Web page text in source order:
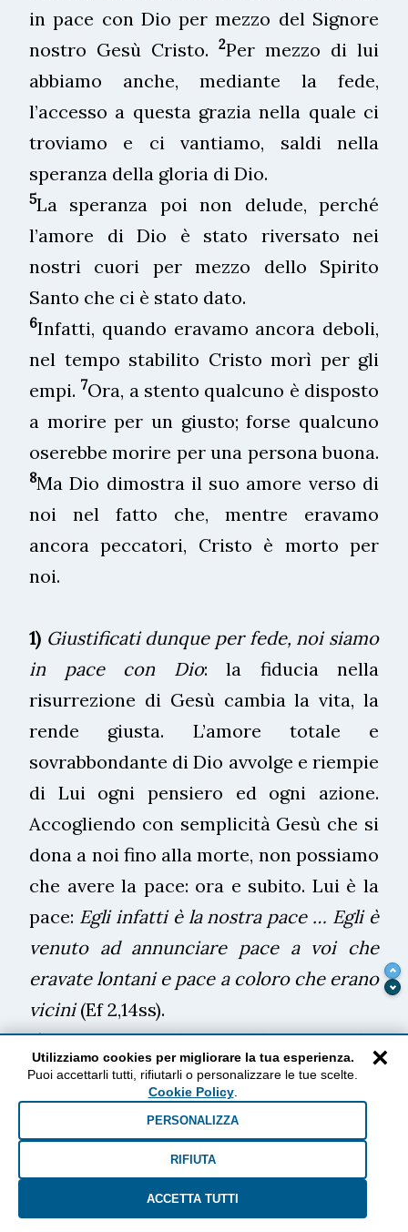
in pace con Dio per mezzo del Signore
nostro Gesù Cristo.
2Per mezzo di lui
abbiamo anche, mediante la fede,
l’accesso a questa grazia nella quale ci
troviamo e ci vantiamo, saldi nella
speranza della gloria di Dio.
5La speranza poi non delude, perché
l’amore di Dio è stato riversato nei
nostri cuori per mezzo dello Spirito
Santo che ci è stato dato.
6Infatti, quando eravamo ancora deboli,
nel tempo stabilito Cristo morì per gli
empi. 7Ora, a stento qualcuno è disposto
a morire per un giusto; forse qualcuno
oserebbe morire per una persona buona.
8Ma Dio dimostra il suo amore verso di
noi nel fatto che, mentre eravamo
ancora peccatori, Cristo è morto per
noi.
1) Giustificati dunque per fede, noi siamo
in pace con Dio: la fiducia nella
risurrezione di Gesù cambia la vita, la
rende giusta. L’amore totale e
sovrabbondante di Dio avvolge e riempie
di Lui ogni pensiero ed ogni azione.
Accogliendo con semplicità Gesù che si
dona a noi fino alla morte, non possiamo
che avere la pace: ora e subito. Lui è la
pace: Egli infatti è la nostra pace … Egli è
venuto ad annunciare pace a voi che
eravate lontani e pace a coloro che erano
vicini(Ef 2,14ss).
2)Per mezzo di Lui abbiamo anche,
mediante la fede, l’accesso a questa
grazia nella quale ci troviamo:la grazia è
la condizione nuova di chi ha ricevuto la
misericordia di Dio:tutti hanno peccato
e sono privi della gloria di Dio, ma sono
giustificati gratuitamente per la sua
×
Utilizziamo cookies per migliorare la tua esperienza.
Puoi accettarli tutti, rifiutarli o personalizzare le tue scelte.
Cookie Policy.
PERSONALIZZA
RIFIUTA
ACCETTA TUTTI